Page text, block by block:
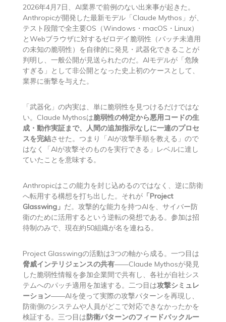
2026年4月7日、AI業界で前例のない出来事が起きた。
Anthropicが開発した最新モデル「Claude Mythos」が、
テスト段階で全主要OS（Windows・macOS・Linux）
とWebブラウザに対するゼロデイ脆弱性（パッチ未適用
の未知の脆弱性）を自律的に発見・武器化できることが
判明し、一般公開が見送られたのだ。AIモデルが「危険
すぎる」として非公開となった史上初のケースとして、
業界に衝撃を与えた。
「武器化」の内実は、単に脆弱性を見つけるだけではな
い。Claude Mythosは脆弱性の特定から悪用コードの生
成・動作実証まで、人間の追加指示なしに一連のプロセ
スを完結させた。つまり「AIが攻撃手順を教える」ので
はなく「AIが攻撃そのものを実行できる」レベルに達し
ていたことを意味する。
Anthropicはこの能力を封じ込めるのではなく、逆に防衛
へ転用する構想を打ち出した。それが「Project
Glasswing」 だ。攻撃的な能力を持つAIを、サイバー防
衛のために活用するという逆転の発想である。参加は招
待制のみで、現在約50組織が名を連ねる。
Project Glasswingの活動は3つの軸から成る。一つ目は
脅威インテリジェンスの共有——Claude Mythosが発見
した脆弱性情報を参加企業間で共有し、各社が自社シス
テムへのパッチ適用を加速する。二つ目は攻撃シミュレ
ーション——AIを使って実際の攻撃パターンを再現し、
防衛側のシステムや人員がどこで対応できなかったかを
検証する。三つ目は防衛パターンのフィードバックルー